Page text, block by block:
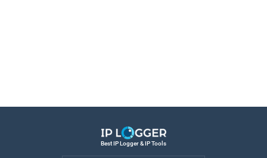
Best IP Logger & IP Tools